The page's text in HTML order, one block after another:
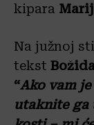
kipara
Na južnoj
tekst
“Ako vam
utaknite ga